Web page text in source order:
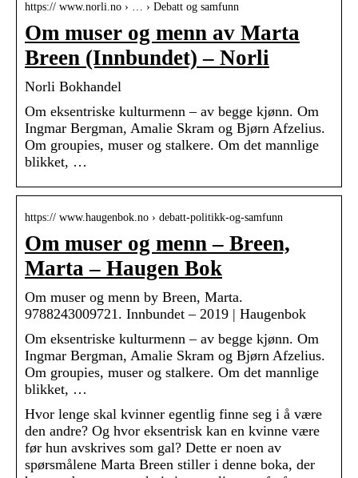
https:// www.norli.no › … › Debatt og samfunn
Om muser og menn av Marta
Breen (Innbundet) – Norli
Norli Bokhandel
Om eksentriske kulturmenn – av begge kjønn. Om
Ingmar Bergman, Amalie Skram og Bjørn Afzelius.
Om groupies, muser og stalkere. Om det mannlige
blikket, …
https:// www.haugenbok.no › debatt-politikk-og-samfunn
Om muser og menn – Breen,
Marta – Haugen Bok
Om muser og menn by Breen, Marta.
9788243009721. Innbundet – 2019 | Haugenbok
Om eksentriske kulturmenn – av begge kjønn. Om
Ingmar Bergman, Amalie Skram og Bjørn Afzelius.
Om groupies, muser og stalkere. Om det mannlige
blikket, …
Hvor lenge skal kvinner egentlig finne seg i å være
den andre? Og hvor eksentrisk kan en kvinne være
før hun avskrives som gal? Dette er noen av
spørsmålene Marta Breen stiller i denne boka, der